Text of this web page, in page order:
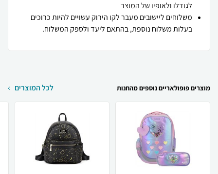
לגודלו ולאופיו של המוצר
משלוחים ליישובים מעבר לקו הירוק עשויים להיות כרוכים
בעלות משלוח נוספת, בהתאם ליעד ולספק המשלוח.
מוצרים פופולאריים נוספים מהחנות לכל המוצרים